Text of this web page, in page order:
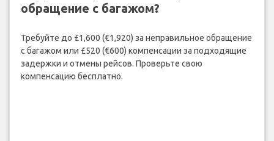
обращение с багажом?
Требуйте до £1,600 (€1,920) за неправильное обращение
с багажом или £520 (€600) компенсации за подходящие
задержки и отмены рейсов. Проверьте свою
компенсацию бесплатно.